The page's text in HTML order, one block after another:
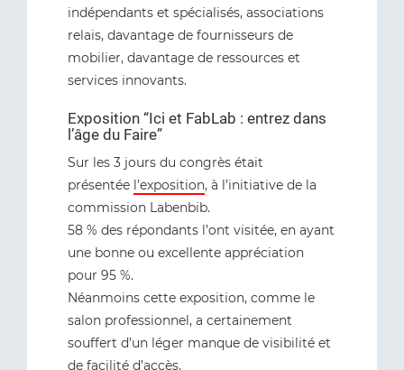
indépendants et spécialisés, associations
relais, davantage de fournisseurs de
mobilier, davantage de ressources et
services innovants.
Exposition “Ici et FabLab : entrez dans
l’âge du Faire”
Sur les 3 jours du congrès était
présentée l’exposition, à l’initiative de la
commission Labenbib.
58 % des répondants l’ont visitée, en ayant
une bonne ou excellente appréciation
pour 95 %.
Néanmoins cette exposition, comme le
salon professionnel, a certainement
souffert d’un léger manque de visibilité et
de facilité d’accès.